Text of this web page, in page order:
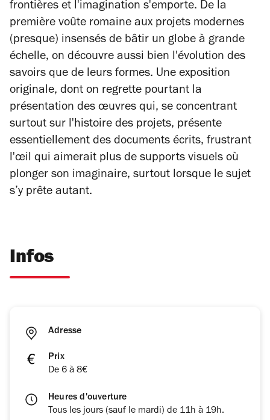
frontières et l'imagination s'emporte. De la
première voûte romaine aux projets modernes
(presque) insensés de bâtir un globe à grande
échelle, on découvre aussi bien l'évolution des
savoirs que de leurs formes. Une exposition
originale, dont on regrette pourtant la
présentation des œuvres qui, se concentrant
surtout sur l'histoire des projets, présente
essentiellement des documents écrits, frustrant
l'œil qui aimerait plus de supports visuels où
plonger son imaginaire, surtout lorsque le sujet
s’y prête autant.
Infos
Adresse
Prix
De 6 à 8€
Heures d'ouverture
Tous les jours (sauf le mardi) de 11h à 19h.